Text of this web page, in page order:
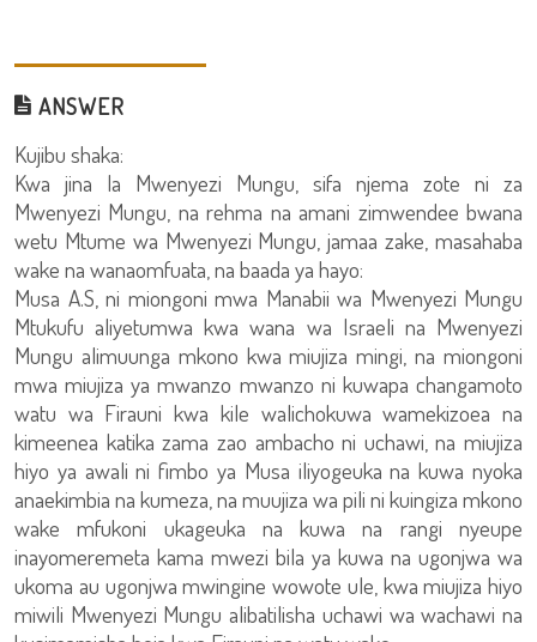
ANSWER
Kujibu shaka:
Kwa jina la Mwenyezi Mungu, sifa njema zote ni za
Mwenyezi Mungu, na rehma na amani zimwendee bwana
wetu Mtume wa Mwenyezi Mungu, jamaa zake, masahaba
wake na wanaomfuata, na baada ya hayo:
Musa A.S, ni miongoni mwa Manabii wa Mwenyezi Mungu
Mtukufu aliyetumwa kwa wana wa Israeli na Mwenyezi
Mungu alimuunga mkono kwa miujiza mingi, na miongoni
mwa miujiza ya mwanzo mwanzo ni kuwapa changamoto
watu wa Firauni kwa kile walichokuwa wamekizoea na
kimeenea katika zama zao ambacho ni uchawi, na miujiza
hiyo ya awali ni fimbo ya Musa iliyogeuka na kuwa nyoka
anaekimbia na kumeza, na muujiza wa pili ni kuingiza mkono
wake mfukoni ukageuka na kuwa na rangi nyeupe
inayomeremeta kama mwezi bila ya kuwa na ugonjwa wa
ukoma au ugonjwa mwingine wowote ule, kwa miujiza hiyo
miwili Mwenyezi Mungu alibatilisha uchawi wa wachawi na